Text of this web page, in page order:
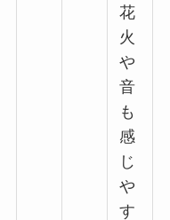
花
火
や
音
も
感
じ
や
す